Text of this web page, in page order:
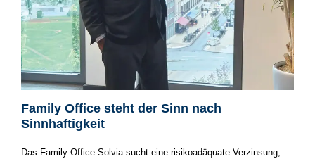
Family Office steht der Sinn nach
Sinnhaftigkeit
Das Family Office Solvia sucht eine risikoadäquate Verzinsung,